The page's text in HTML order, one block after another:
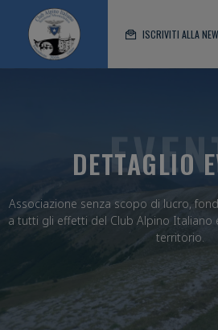
ISCRIVITI ALLA
DETTAGLIO
Associazione senza scopo di lucro,
a tutti gli effetti del Club Alpino Italiano
territorio.